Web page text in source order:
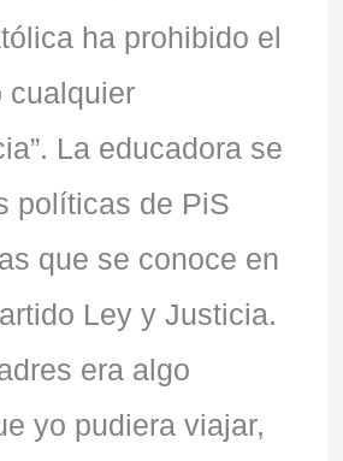
ha prohibido el
cualquier
La educadora se
políticas de PiS
que se conoce en
Ley y Justicia.
era algo
yo pudiera viajar,